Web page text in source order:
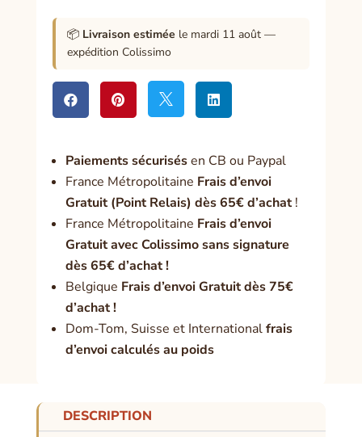
📦 Livraison estimée le mardi 11 août —
expédition Colissimo
   
Paiements sécurisésen CB ou Paypal
France Métropolitaine Frais d’envoi
Gratuit (Point Relais) dès 65€ d’achat!
France Métropolitaine Frais d’envoi
Gratuit avec Colissimo sans signature
dès 65€ d’achat !
Belgique Frais d’envoi Gratuit dès 75€
d’achat !
Dom-Tom, Suisse et Internationalfrais
d’envoi calculés au poids
DESCRIPTION